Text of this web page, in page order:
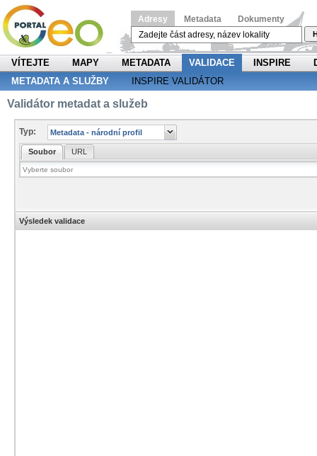
Adresy Metadata Dokumenty
VÍTEJTE MAPY METADATA VALIDACE INSPIRE
METADATA A SLUŽBY
INSPIRE VALIDÁTOR
Validátor metadat a služeb
Typ:
Soubor URL
Výsledek validace